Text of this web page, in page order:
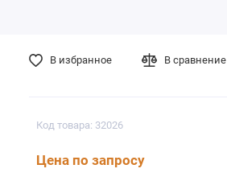
Код товара: 32026
Цена по запросу
В избранное В сравнение